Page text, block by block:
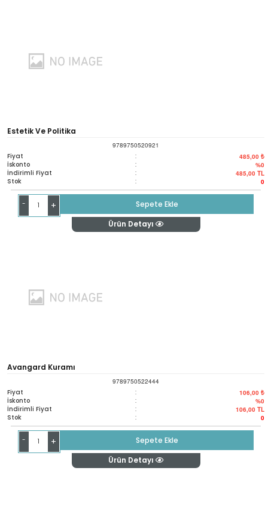
Estetik Ve Politika
9789750520921
Fiyat : 485,00 ₺
İskonto : %0
İndirimli Fiyat : 485,00 TL
Stok : 0
- +
Sepete Ekle
Ürün Detayı
Avangard Kuramı
9789750522444
Fiyat : 106,00 ₺
İskonto : %0
İndirimli Fiyat : 106,00 TL
Stok : 0
- +
Sepete Ekle
Ürün Detayı